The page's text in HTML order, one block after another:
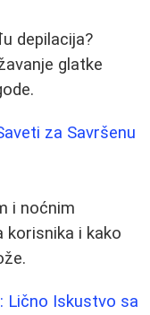
depilacija?
glatke
za Savršenu
i noćnim
korisnika i kako
Lično Iskustvo sa